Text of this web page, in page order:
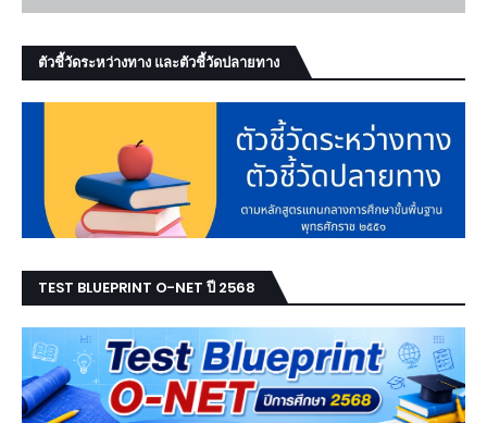
ตัวชี้วัดระหว่างทาง และตัวชี้วัดปลายทาง
TEST BLUEPRINT O-NET ปี 2568